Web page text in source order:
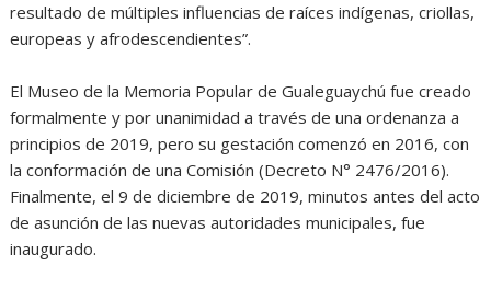
resultado de múltiples influencias de raíces indígenas, criollas,
europeas y afrodescendientes”.
El Museo de la Memoria Popular de Gualeguaychú fue creado
formalmente y por unanimidad a través de una ordenanza a
principios de 2019, pero su gestación comenzó en 2016, con
la conformación de una Comisión (Decreto N° 2476/2016).
Finalmente, el 9 de diciembre de 2019, minutos antes del acto
de asunción de las nuevas autoridades municipales, fue
inaugurado.